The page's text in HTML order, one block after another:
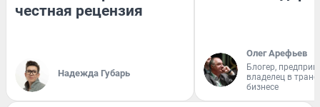
честная рецензия
Надежда Губарь
Олег Арефьев
Блогер,
владелец в
бизнесе